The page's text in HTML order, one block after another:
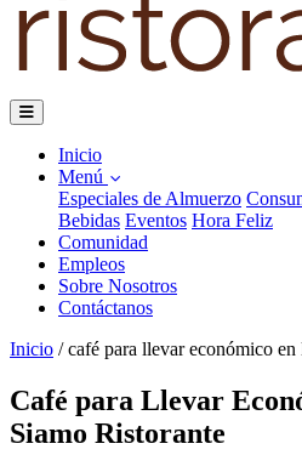
Inicio
Menú
Especiales de Almuerzo
Bebidas Eventos Hora Feliz
Comunidad
Empleos
Sobre Nosotros
Contáctanos
Inicio / café para llevar económico en
Café para Llevar
Siamo Ristorante